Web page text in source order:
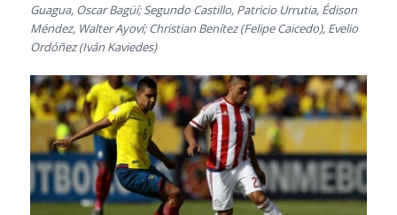
Guagua, Oscar Bagüí; Segundo Castillo, Patricio Urrutia, Édison
Méndez, Walter Ayoví; Christian Benítez (Felipe Caicedo), Evelio
Ordóñez (Iván Kaviedes)